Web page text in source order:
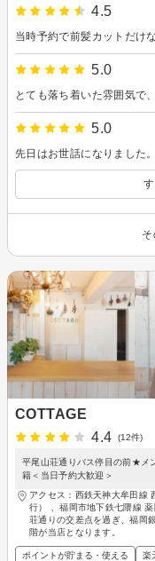
4.5
5.0
5.0
COTTAGE
4.4
(12件)
平尾山荘通りバス停目の前★メ
籍＜当日予約大歓迎＞
アクセス：西鉄天神大牟田線
行） 、福岡市地下鉄七隈線
荘通りの交差点を過ぎ、福岡
階が当店となります。
ポイントが貯まる・使える 楽